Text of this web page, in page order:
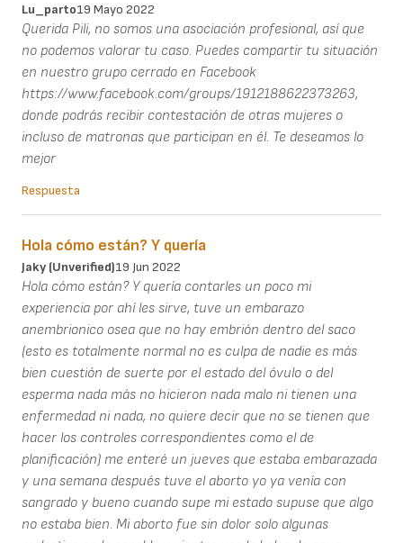
Lu_parto19 Mayo 2022
Querida Pili, no somos una asociación profesional, así que
no podemos valorar tu caso. Puedes compartir tu situación
en nuestro grupo cerrado en Facebook
https://www.facebook.com/groups/1912188622373263,
donde podrás recibir contestación de otras mujeres o
incluso de matronas que participan en él. Te deseamos lo
mejor
Respuesta
Hola cómo están? Y quería
Jaky (unverified)19 Jun 2022
Hola cómo están? Y quería contarles un poco mi
experiencia por ahí les sirve, tuve un embarazo
anembrionico osea que no hay embrión dentro del saco
(esto es totalmente normal no es culpa de nadie es más
bien cuestión de suerte por el estado del óvulo o del
esperma nada más no hicieron nada malo ni tienen una
enfermedad ni nada, no quiere decir que no se tienen que
hacer los controles correspondientes como el de
planificación) me enteré un jueves que estaba embarazada
y una semana después tuve el aborto yo ya venía con
sangrado y bueno cuando supe mi estado supuse que algo
no estaba bien. Mi aborto fue sin dolor solo algunas